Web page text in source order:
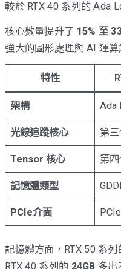
較於 RTX 40 系列的 Ada
核心數量提升了 15% 至
強大的圖形處理與 AI 運算
特性
架構 Ada
光線追蹤核心 第
Tensor 核心 第
記憶體類型
PCIe介面
記憶體方面，RTX 50 系
RTX 40 系列的 24GB 多出